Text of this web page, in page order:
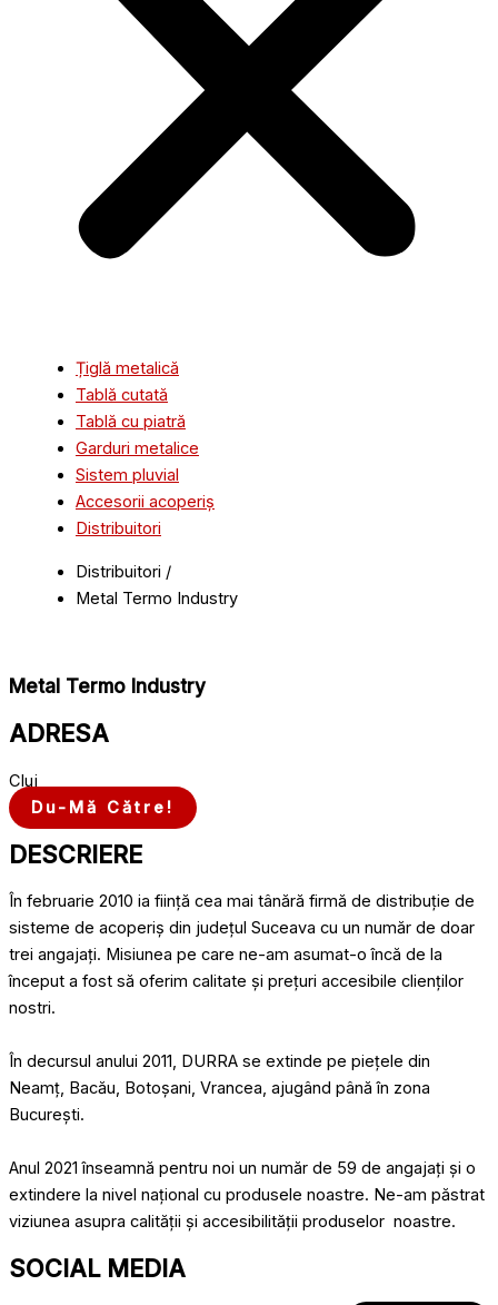
Țiglă metalică
Tablă cutată
Tablă cu piatră
Garduri metalice
Sistem pluvial
Accesorii acoperiș
Distribuitori
Distribuitori /
Metal Termo Industry
Metal Termo Industry
ADRESA
Cluj
Du-Mă Către!
DESCRIERE
În februarie 2010 ia ființă cea mai tânără firmă de distribuție de
sisteme de acoperiș din județul Suceava cu un număr de doar
trei angajați. Misiunea pe care ne-am asumat-o încă de la
început a fost să oferim calitate și prețuri accesibile clienților
nostri.
În decursul anului 2011, DURRA se extinde pe piețele din
Neamț, Bacău, Botoșani, Vrancea, ajugând până în zona
București.
Anul 2021 înseamnă pentru noi un număr de 59 de angajați și o
extindere la nivel național cu produsele noastre. Ne-am păstrat
viziunea asupra calității și accesibilității produselor noastre.
SOCIAL MEDIA